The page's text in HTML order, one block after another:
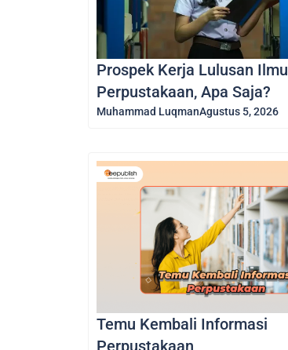
Prospek Kerja Lulusan Ilmu
Perpustakaan, Apa Saja?
Muhammad LuqmanAgustus 5, 2026
Temu Kembali Informasi
Perpustakaan